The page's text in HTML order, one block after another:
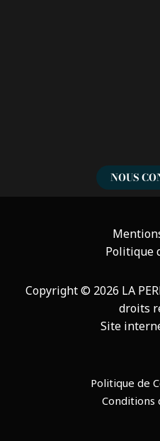
NOUS
Politique
Copyright© 2026 LA
droits
Site
Politique de
Conditions